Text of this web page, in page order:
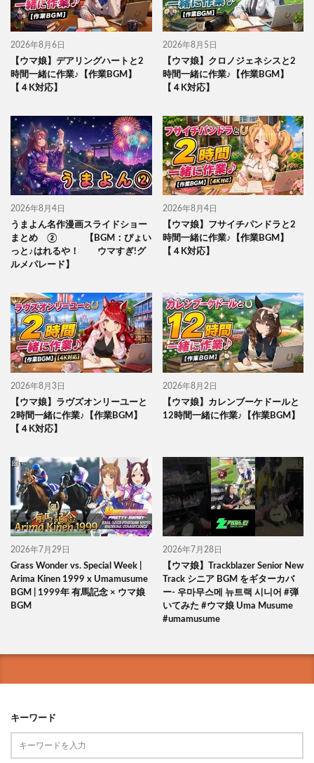
2026年8月6日
【ウマ娘】デアリングハートと2
時間一緒に作業♪【作業BGM】
【４K対応】
2026年8月5日
【ウマ娘】クロノジェネシスと2
時間一緒に作業♪【作業BGM】
【４K対応】
2026年8月4日
うまよん名作漫画スライドショー
まとめ ② 【BGM：ぴょい
っと♪はれるや！ ウマすぎ!グ
ルメパレード】
2026年8月4日
【ウマ娘】フサイチパンドラと2
時間一緒に作業♪【作業BGM】
【４K対応】
2026年8月3日
【ウマ娘】ラヴズオンリーユーと
2時間一緒に作業♪【作業BGM】
【４K対応】
2026年8月2日
【ウマ娘】カレンブーケドールと
12時間一緒に作業♪【作業BGM】
2026年7月29日
Grass Wonder vs. Special Week |
Arima Kinen 1999 x Umamusume
BGM | 1999年 有馬記念 × ウマ娘
BGM
2026年7月28日
【ウマ娘】Trackblazer Senior New
Track シニア BGM をギターカバ
ー- 우마무스메 뉴트랙 시니어 #弾
いてみた #ウマ娘 Uma Musume
#umamusume
キーワード